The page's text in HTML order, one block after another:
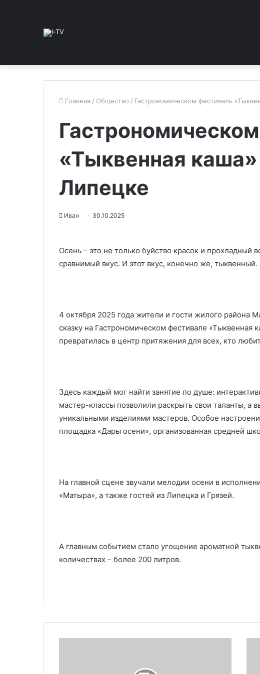
Главная / Общество / Гастрономическом фестиваль
«Тыквенная
Липецке
Иван 30.10.2025
Осень – это не только буйство красок и прохладный
сравнимый вкус. И этот вкус, конечно же, тыквенный.
4 октября 2025 года жители и гости жилого района
сказку на Гастрономическом фестивале
превратилась в центр притяжения для всех, кто
Здесь каждый мог найти занятие по душе:
мастер-классы позволили раскрыть свои таланты, а
уникальными изделиями мастеров. Особое
площадка «Дары осени», организованная средней
На главной сцене звучали мелодии осени в
«Матыра», а также гостей из Липецка и Грязей.
А главным событием стало угощение ароматной
количествах – более 200 литров.